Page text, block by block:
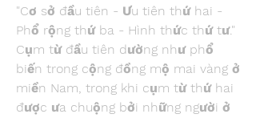
"Cơ sở đầu tiên - Ưu tiên thứ hai -
Phổ rộng thứ ba - Hình thức thứ tư."
Cụm từ đầu tiên dường như phổ
biến trong cộng đồng mộ mai vàng ở
miền Nam, trong khi cụm từ thứ hai
được ưa chuộng bởi những người ở